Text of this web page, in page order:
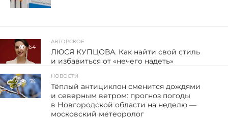
64
АВТОРСКОЕ
ЛЮСЯ КУПЦОВА. Как найти свой стиль
и избавиться от «нечего надеть»
74
НОВОСТИ
Тёплый антициклон сменится дождями
и северным ветром: прогноз погоды
в Новгородской области на неделю —
московский метеоролог